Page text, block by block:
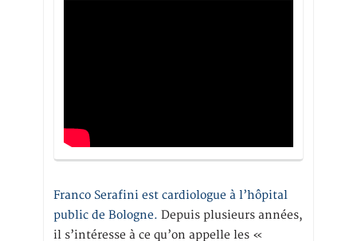
Franco Serafini est cardiologue à l’hôpital
public de Bologne. Depuis plusieurs années,
il s’intéresse à ce qu’on appelle les «